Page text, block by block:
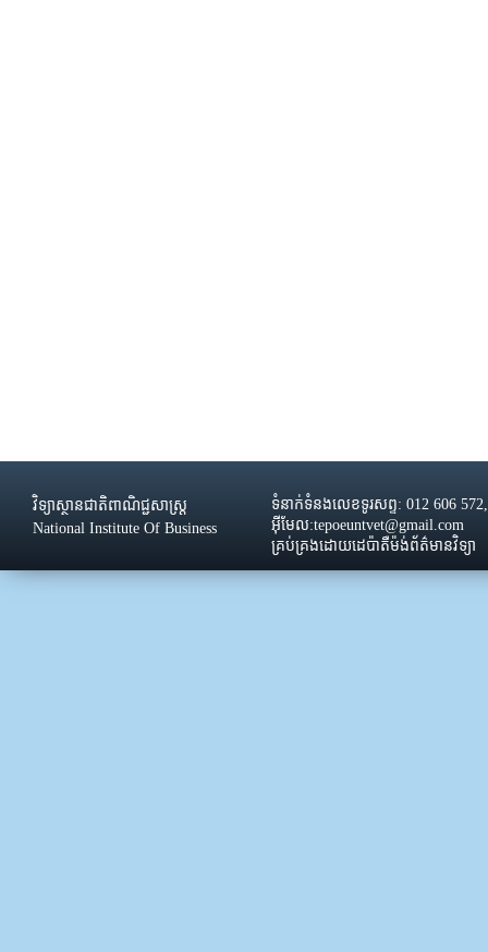
វិទ្យាស្ថានជាតិពាណិជ្ជសាស្រ្ដ
National Institute Of Business
ទំនាក់ទំនងលេខទូរសព្ទ: 012 606
អ៊ីមែល:tepoeuntvet@gmail.com
គ្រប់គ្រងដោយដេប៉ាតឺម៉ង់ព័ត៌មានវិទ្យា